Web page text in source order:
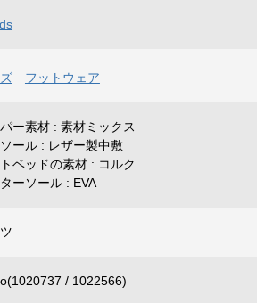
フットウェア
ー素材 : 素材ミックス
ール : レザー製中敷
ベッドの素材 : コルク
ーソール : EVA
/ 1022566)